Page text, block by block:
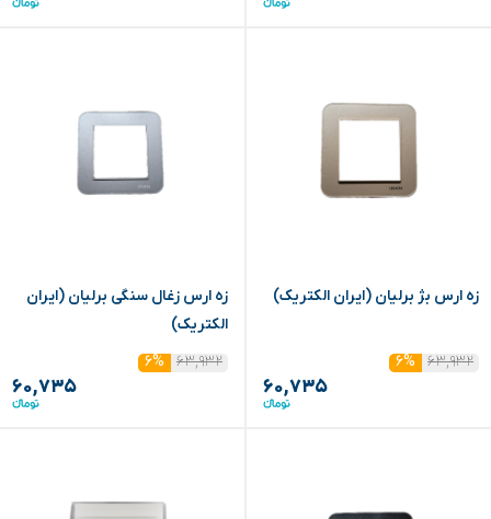
زه ارس بژ برلیان (ایران الکتریک)
۶۳,۹۳۲ ۶%
۶۰,۷۳۵
زه ارس زغال سنگی برلیان (ایران
الکتریک)
۶۳,۹۳۲
۶%
۶۰,۷۳۵